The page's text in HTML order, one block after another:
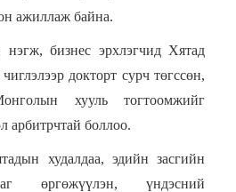
ажиллаж байна.
бизнес эрхлэгчид Хятад
докторт сурч төгссөн,
хууль тогтоомжийг
арбитрчтай боллоо.
худалдаа, эдийн засгийн
өргөжүүлэн, үндэсний